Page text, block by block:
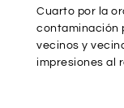
Cuarto por la
contaminación
vecinos y
impresiones al